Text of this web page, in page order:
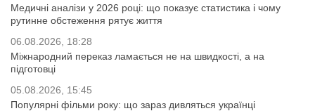
Медичні аналізи у 2026 році: що показує статистика і чому
рутинне обстеження рятує життя
06.08.2026, 18:28
Міжнародний переказ ламається не на швидкості, а на
підготовці
05.08.2026, 15:45
Популярні фільми року: що зараз дивляться українці